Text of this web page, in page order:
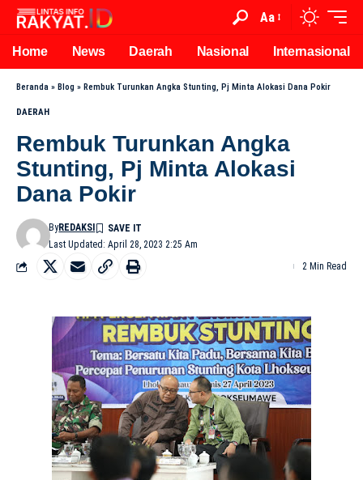
Aa
Home News Daerah Nasional Internasional
Beranda » Blog » Rembuk Turunkan Angka Stunting, Pj Minta Alokasi Dana Pokir
DAERAH
Rembuk Turunkan Angka
Stunting, Pj Minta Alokasi
Dana Pokir
Last Updated: April 28, 2023 2:25 Am
ByREDAKSI
2 Min Read